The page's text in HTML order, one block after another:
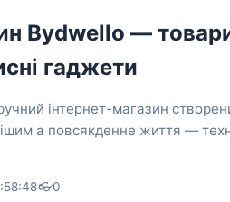
Bydwello —
гаджети
інтернет-магазин
а повсякденне життя —
👓0